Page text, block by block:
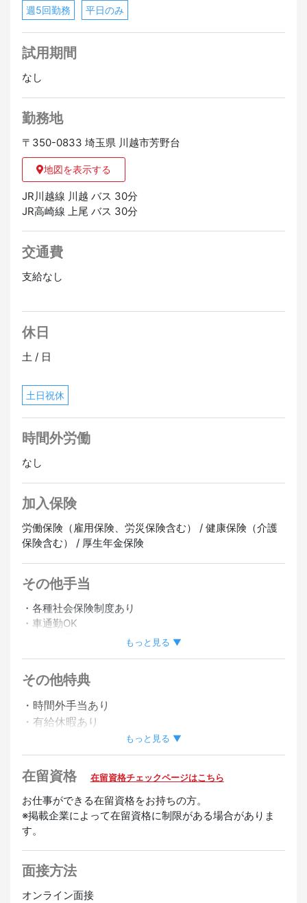
週5回勤務 平日のみ
試用期間
なし
勤務地
〒350-0833 埼玉県 川越市芳野台
地図を表示する
JR川越線 川越 バス 30分
JR高崎線 上尾 バス 30分
交通費
支給なし
休日
土 / 日
土日祝休
時間外労働
なし
加入保険
労働保険（雇用保険、労災保険含む） / 健康保険（介護
保険含む） / 厚生年金保険
その他手当
・各種社会保険制度あり
・車通勤OK
もっと見る ▼
その他特典
・時間外手当あり
・有給休暇あり
歓迎
未経験OK 経験者優遇 女性活躍中
もっと見る ▼
在留資格 在留資格チェックページはこちら
お仕事ができる在留資格をお持ちの方。
※掲載企業によって在留資格に制限がある場合がありま
す。
面接方法
オンライン面接